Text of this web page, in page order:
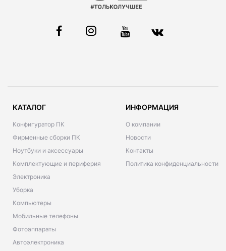
КАТАЛОГ
Конфигуратор ПК
Фирменные сборки ПК
Ноутбуки и аксессуары
Комплектующие и периферия
Электроника
Уборка
Компьютеры
Мобильные телефоны
Фотоаппараты
Автоэлектроника
ИНФОРМАЦИЯ
О компании
Новости
Контакты
Политика конфиденциальности